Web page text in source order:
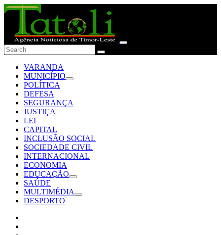
VARANDA
MUNICÍPIO
POLÍTICA
DEFESA
SEGURANÇA
JUSTIÇA
LEI
CAPITAL
INCLUSÃO SOCIAL
SOCIEDADE CIVIL
INTERNACIONAL
ECONOMIA
EDUCAÇÃO
SAÚDE
MULTIMÉDIA
DESPORTO